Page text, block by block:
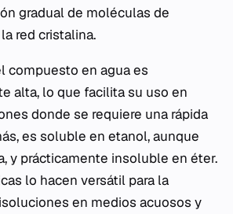
gradual de moléculas de
red cristalina.
compuesto en agua es
alta, lo que facilita su uso en
donde se requiere una rápida
es soluble en etanol, aunque
y prácticamente insoluble en éter.
lo hacen versátil para la
en medios acuosos y